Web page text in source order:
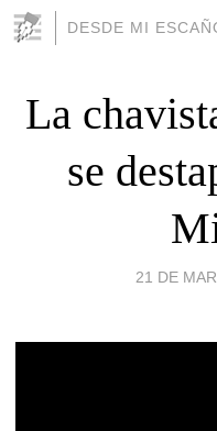
DESDE MI
La
se
21 DE